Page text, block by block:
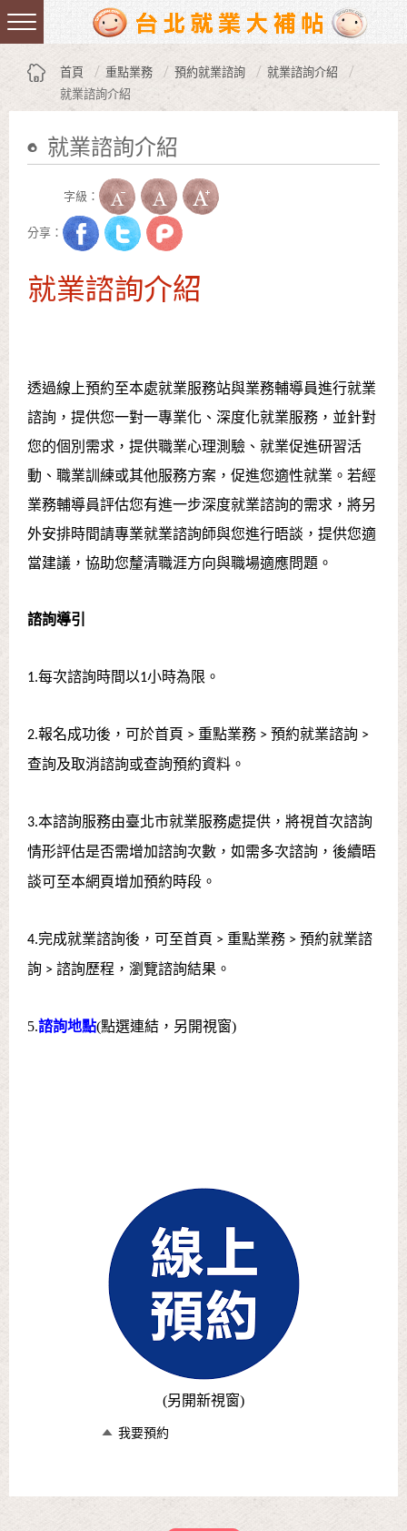
跳到主要內容區塊
:::
首頁 重點業務 預約就業諮詢
就業諮詢介紹
就業諮詢介紹
就業諮詢介紹
字級：
分享：
就業諮詢介紹
透過線上預約至本處就業服務站與業務輔導員進行就業
諮詢，提供您一對一專業化、深度化就業服務，並針對
您的個別需求，提供職業心理測驗、就業促進研習活
動、職業訓練或其他服務方案，促進您適性就業。若經
業務輔導員評估您有進一步深度就業諮詢的需求，將另
外安排時間請專業就業諮詢師與您進行晤談，提供您適
當建議，協助您釐清職涯方向與職場適應問題。
諮詢導引
1.每次諮詢時間以1小時為限。
2.報名成功後，可於首頁 > 重點業務 > 預約就業諮詢 >
查詢及取消諮詢或查詢預約資料。
3.本諮詢服務由臺北市就業服務處提供，將視首次諮詢
情形評估是否需增加諮詢次數，如需多次諮詢，後續晤
談可至本網頁增加預約時段。
4.完成就業諮詢後，可至首頁 > 重點業務 > 預約就業諮
詢 > 諮詢歷程，瀏覽諮詢結果。
5.諮詢地點(點選連結，另開視窗)
(另開新視窗)
我要預約